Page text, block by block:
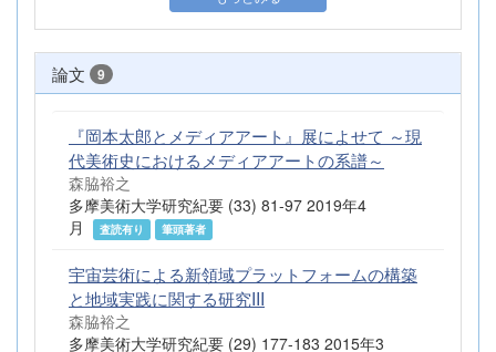
論文 9
『岡本太郎とメディアアート』展によせて ～現
代美術史におけるメディアアートの系譜～
森脇裕之
多摩美術大学研究紀要 (33) 81-97 2019年4
月
査読有り 筆頭著者
宇宙芸術による新領域プラットフォームの構築
と地域実践に関する研究III
森脇裕之
多摩美術大学研究紀要 (29) 177-183 2015年3